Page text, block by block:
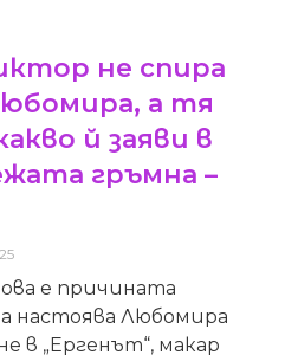
не спира
а тя
й заяви в
гръмна –
е причината
настоява Любомира
в „Ергенът“, макар